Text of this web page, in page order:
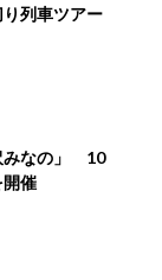
列車ツアー
みなの」 10
開催